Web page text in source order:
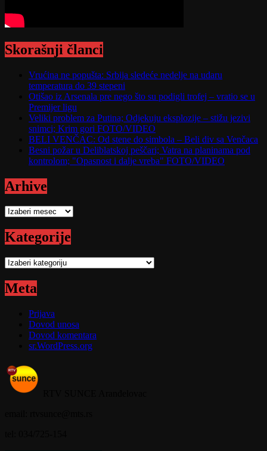
Skorašnji članci
Vrućina ne popušta: Srbija sledeće nedelje na udaru
temperatura do 39 stepeni
Otišao iz Arsenala pre nego što su podigli trofej – vratio se u
Premijer ligu
Veliki problem za Putina; Odjekuju eksplozije – stižu jezivi
snimci; Krim gori FOTO/VIDEO
BELI VENČAC: Od stene do simbola – Beli div sa Venčaca
Besni požar u Deliblatskoj peščari; Vatra na planinama pod
kontrolom; "Opasnost i dalje vreba" FOTO/VIDEO
Arhive
Arhive
Kategorije
Kategorije
Meta
Prijava
Dovod unosa
Dovod komentara
sr.WordPress.org